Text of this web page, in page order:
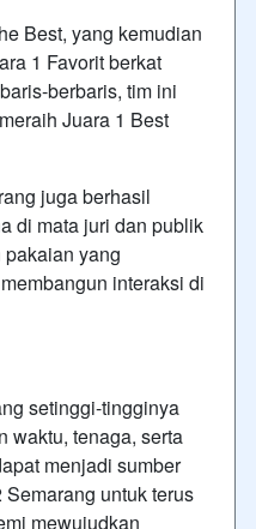
Best, yang kemudian
1 Favorit berkat
berbaris, tim ini
Juara 1 Best
juga berhasil
di mata juri dan publik
yang
interaksi di
setinggi-tingginya
waktu, tenaga, serta
menjadi sumber
untuk terus
mewujudkan